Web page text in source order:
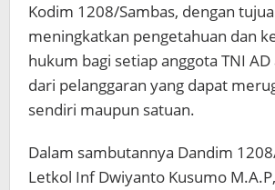
Kodim 1208/Sambas, dengan
meningkatkan pengetahuan dan
hukum bagi setiap anggota TNI
dari pelanggaran yang dapat
sendiri maupun satuan.
Dalam sambutannya Dandim
Letkol Inf Dwiyanto Kusumo